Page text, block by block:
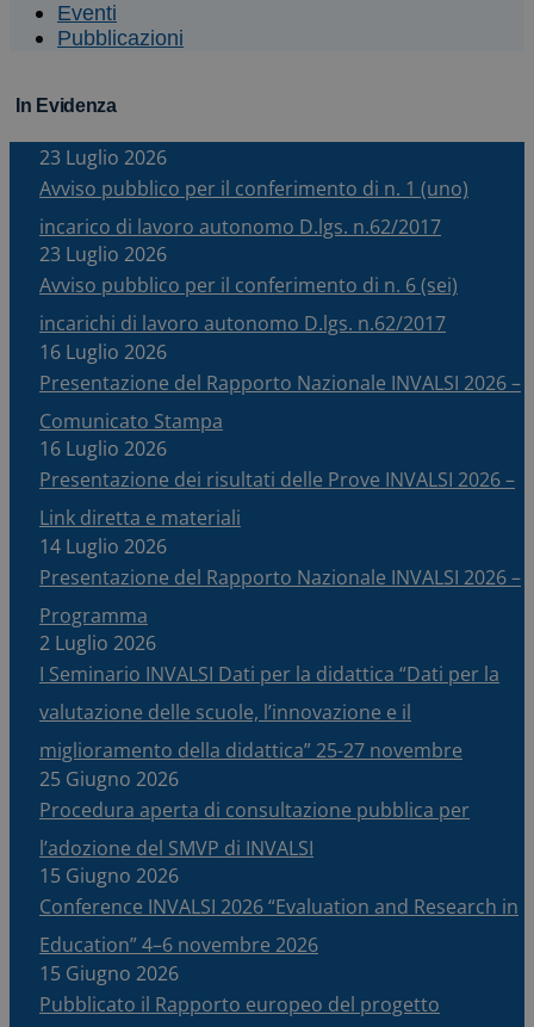
Eventi
Pubblicazioni
In Evidenza
23 Luglio 2026
Avviso pubblico per il conferimento di n. 1 (uno)
incarico di lavoro autonomo D.lgs. n.62/2017
23 Luglio 2026
Avviso pubblico per il conferimento di n. 6 (sei)
incarichi di lavoro autonomo D.lgs. n.62/2017
16 Luglio 2026
Presentazione del Rapporto Nazionale INVALSI 2026 –
Comunicato Stampa
16 Luglio 2026
Presentazione dei risultati delle Prove INVALSI 2026 –
Link diretta e materiali
14 Luglio 2026
Presentazione del Rapporto Nazionale INVALSI 2026 –
Programma
2 Luglio 2026
I Seminario INVALSI Dati per la didattica “Dati per la
valutazione delle scuole, l’innovazione e il
miglioramento della didattica” 25-27 novembre
25 Giugno 2026
Procedura aperta di consultazione pubblica per
l’adozione del SMVP di INVALSI
15 Giugno 2026
Conference INVALSI 2026 “Evaluation and Research in
Education” 4–6 novembre 2026
15 Giugno 2026
Pubblicato il Rapporto europeo del progetto